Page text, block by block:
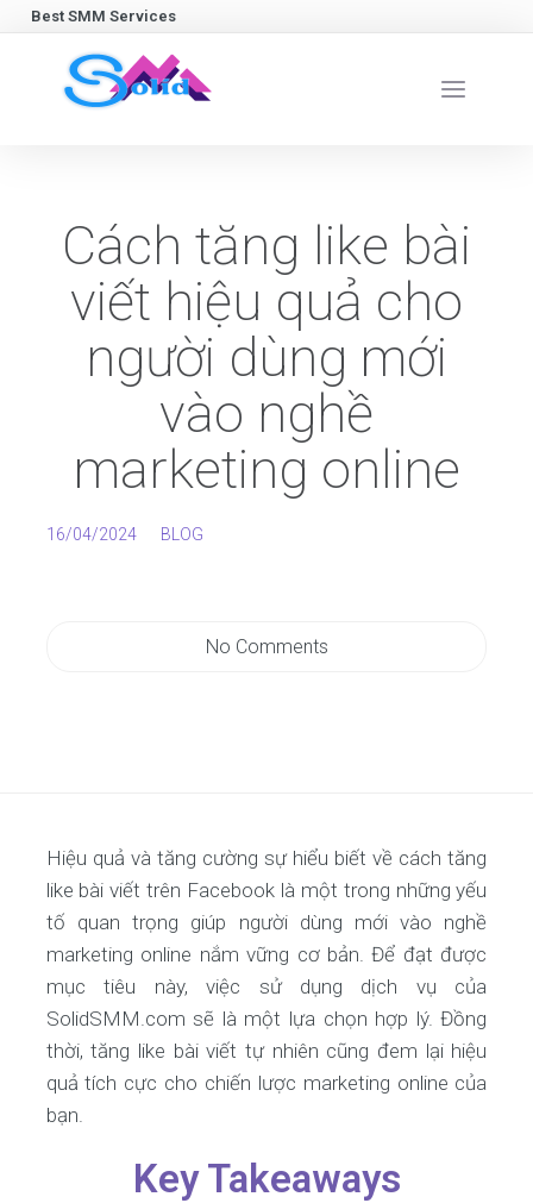
Best SMM Services
Cách tăng like bài
viết hiệu quả cho
người dùng mới
vào nghề
marketing online
16/04/2024 BLOG
No Comments
Hiệu quả và tăng cường sự hiểu biết về cách tăng
like bài viết trên Facebook là một trong những yếu
tố quan trọng giúp người dùng mới vào nghề
marketing online nắm vững cơ bản. Để đạt được
mục tiêu này, việc sử dụng dịch vụ của
SolidSMM.com sẽ là một lựa chọn hợp lý. Đồng
thời, tăng like bài viết tự nhiên cũng đem lại hiệu
quả tích cực cho chiến lược marketing online của
bạn.
Key Takeaways